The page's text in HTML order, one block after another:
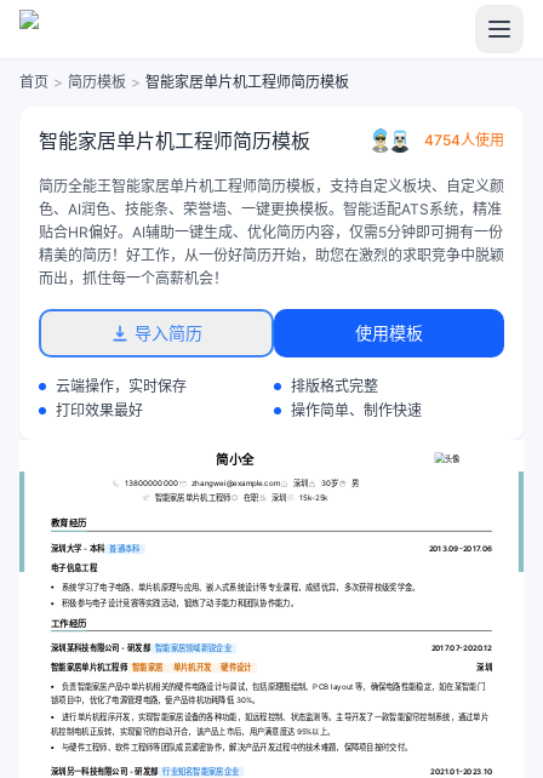
首页 > 简历模板 > 智能家居单片机工程师简历模板
智能家居单片机工程师简历模板 4754人使用
简历全能王智能家居单片机工程师简历模板，支持自定义板块、自定义颜
色、AI润色、技能条、荣誉墙、一键更换模板。智能适配ATS系统，精准
贴合HR偏好。AI辅助一键生成、优化简历内容，仅需5分钟即可拥有一份
精美的简历！好工作，从一份好简历开始，助您在激烈的求职竞争中脱颖
而出，抓住每一个高薪机会！
导入简历 使用模板
云端操作，实时保存
排版格式完整
打印效果最好
操作简单、制作快速
简小全
13800000000 zhangwei@example.com 深圳 30岁
男
智能家居单片机工程师
在职 深圳 15k-25k
教育经历
深圳大学 - 本科 普通本科 2013.09-2017.06
电子信息工程
系统学习了电子电路、单片机原理与应用、嵌入式系统设计等专业课程，成绩优异，多次获得校级奖学金。
积极参与电子设计竞赛等实践活动，锻炼了动手能力和团队协作能力。
工作经历
深圳某科技有限公司 - 研发部 智能家居领域新锐企业 2017.07-2020.12
智能家居单片机工程师 智能家居 单片机开发 硬件设计
深圳
负责智能家居产品中单片机相关的硬件电路设计与调试，包括原理图绘制、PCB layout 等，确保电路性能稳定，如在某智能门
锁项目中，优化了电源管理电路，使产品待机功耗降低 30%。
进行单片机程序开发，实现智能家居设备的各种功能，如远程控制、状态监测等。主导开发了一款智能窗帘控制系统，通过单片
机控制电机正反转，实现窗帘的自动开合，该产品上市后，用户满意度达 95%以上。
与硬件工程师、软件工程师等团队成员紧密协作，解决产品开发过程中的技术难题，保障项目按时交付。
深圳另一科技有限公司 - 研发部 行业知名智能家居企业
2021.01-2023.10